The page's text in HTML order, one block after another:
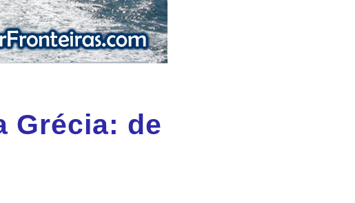
Grécia: de